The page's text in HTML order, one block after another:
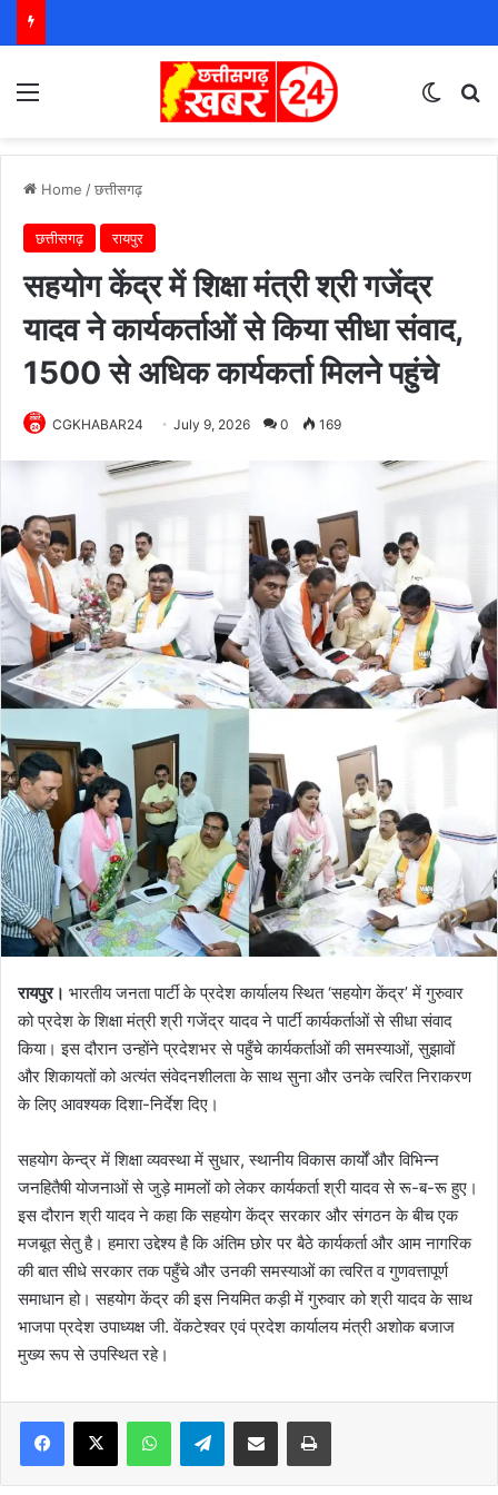
Home /छत्तीसगढ़
छत्तीसगढ़ रायपुर
सहयोग केंद्र में शिक्षा मंत्री श्री गजेंद्र
यादव ने कार्यकर्ताओं से किया सीधा संवाद,
1500 से अधिक कार्यकर्ता मिलने पहुंचे
CGKHABAR24 July 9, 2026 0 169
रायपुर। भारतीय जनता पार्टी के प्रदेश कार्यालय स्थित ‘सहयोग केंद्र’ में गुरुवार
को प्रदेश के शिक्षा मंत्री श्री गजेंद्र यादव ने पार्टी कार्यकर्ताओं से सीधा संवाद
किया। इस दौरान उन्होंने प्रदेशभर से पहुँचे कार्यकर्ताओं की समस्याओं, सुझावों
और शिकायतों को अत्यंत संवेदनशीलता के साथ सुना और उनके त्वरित निराकरण
के लिए आवश्यक दिशा-निर्देश दिए।
सहयोग केन्द्र में शिक्षा व्यवस्था में सुधार, स्थानीय विकास कार्यों और विभिन्न
जनहितैषी योजनाओं से जुड़े मामलों को लेकर कार्यकर्ता श्री यादव से रू-ब-रू हुए।
इस दौरान श्री यादव ने कहा कि सहयोग केंद्र सरकार और संगठन के बीच एक
मजबूत सेतु है। हमारा उद्देश्य है कि अंतिम छोर पर बैठे कार्यकर्ता और आम नागरिक
की बात सीधे सरकार तक पहुँचे और उनकी समस्याओं का त्वरित व गुणवत्तापूर्ण
समाधान हो। सहयोग केंद्र की इस नियमित कड़ी में गुरुवार को श्री यादव के साथ
भाजपा प्रदेश उपाध्यक्ष जी. वेंकटेश्वर एवं प्रदेश कार्यालय मंत्री अशोक बजाज
मुख्य रूप से उपस्थित रहे।
Telegram